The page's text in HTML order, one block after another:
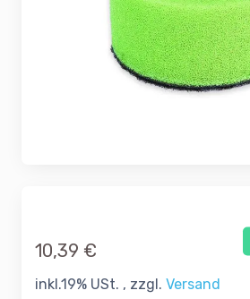
10,39 €
inkl.19% USt. , zzgl. Versand